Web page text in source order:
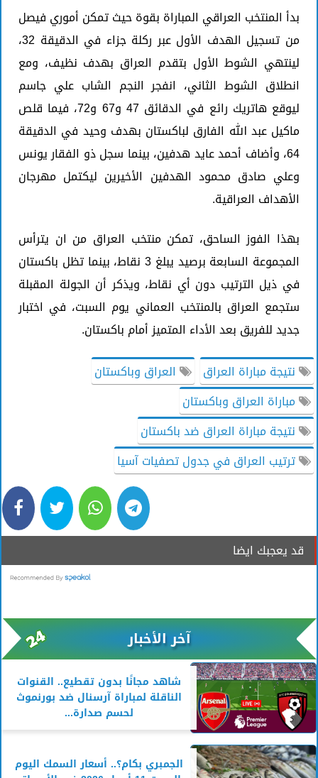
بدأ المنتخب العراقي المباراة بقوة حيث تمكن أموري فيصل
من تسجيل الهدف الأول عبر ركلة جزاء في الدقيقة 32،
لينتهي الشوط الأول بتقدم العراق بهدف نظيف، ومع
انطلاق الشوط الثاني، انفجر النجم الشاب علي جاسم
ليوقع هاتريك رائع في الدقائق 47 و67 و72، فيما قلص
ماكيل عبد الله الفارق لباكستان بهدف وحيد في الدقيقة
64، وأضاف أحمد عايد هدفين، بينما سجل ذو الفقار يونس
وعلي صادق محمود الهدفين الأخيرين ليكتمل مهرجان
الأهداف العراقية.
بهذا الفوز الساحق، تمكن منتخب العراق من ان يترأس
المجموعة السابعة برصيد يبلغ 3 نقاط، بينما تظل باكستان
في ذيل الترتيب دون أي نقاط، ويذكر أن الجولة المقبلة
ستجمع العراق بالمنتخب العماني يوم السبت، في اختبار
جديد للفريق بعد الأداء المتميز أمام باكستان.
نتيجة مباراة العراق
العراق وباكستان
مباراة العراق وباكستان
نتيجة مباراة العراق ضد باكستان
ترتيب العراق في جدول تصفيات آسيا
قد يعجبك ايضا
آخر الأخبار
شاهد مجانًا بدون تقطيع.. القنوات
الناقلة لمباراة آرسنال ضد بورنموث
لحسم صدارة...
الجمبري بكام؟.. أسعار السمك اليوم